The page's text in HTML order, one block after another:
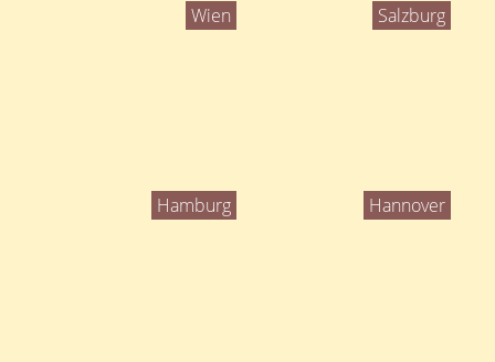
Wien Salzburg
Hamburg Hannover